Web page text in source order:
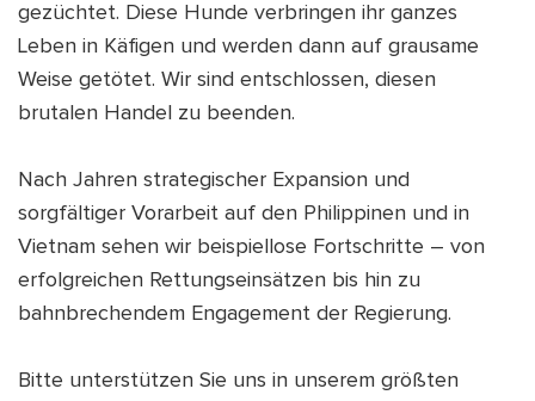
gezüchtet. Diese Hunde verbringen ihr ganzes
Leben in Käfigen und werden dann auf grausame
Weise getötet. Wir sind entschlossen, diesen
brutalen Handel zu beenden.
Nach Jahren strategischer Expansion und
sorgfältiger Vorarbeit auf den Philippinen und in
Vietnam sehen wir beispiellose Fortschritte – von
erfolgreichen Rettungseinsätzen bis hin zu
bahnbrechendem Engagement der Regierung.
Bitte unterstützen Sie uns in unserem größten